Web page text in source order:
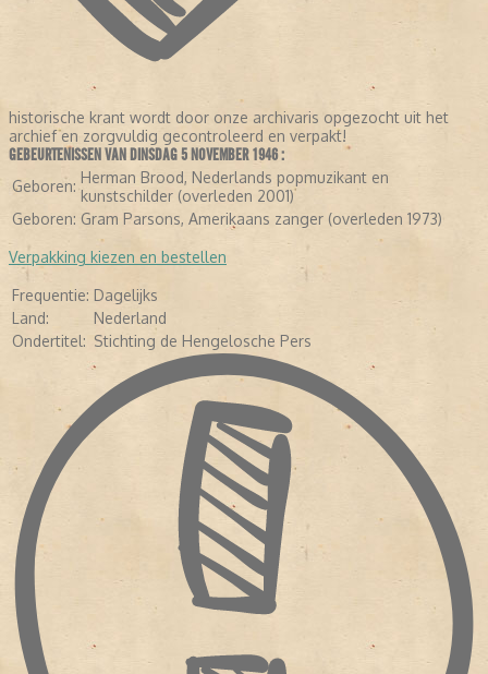
historische krant wordt door onze archivaris opgezocht uit het
archief en zorgvuldig gecontroleerd en verpakt!
GEBEURTENISSEN VAN DINSDAG 5 NOVEMBER 1946 :
Geboren: Herman Brood, Nederlands popmuzikant en
kunstschilder (overleden 2001)
Geboren: Gram Parsons, Amerikaans zanger (overleden 1973)
LEES VERDER
Verpakking kiezen en bestellen
Frequentie: Dagelijks
Land:
Nederland
Ondertitel: Stichting de Hengelosche Pers